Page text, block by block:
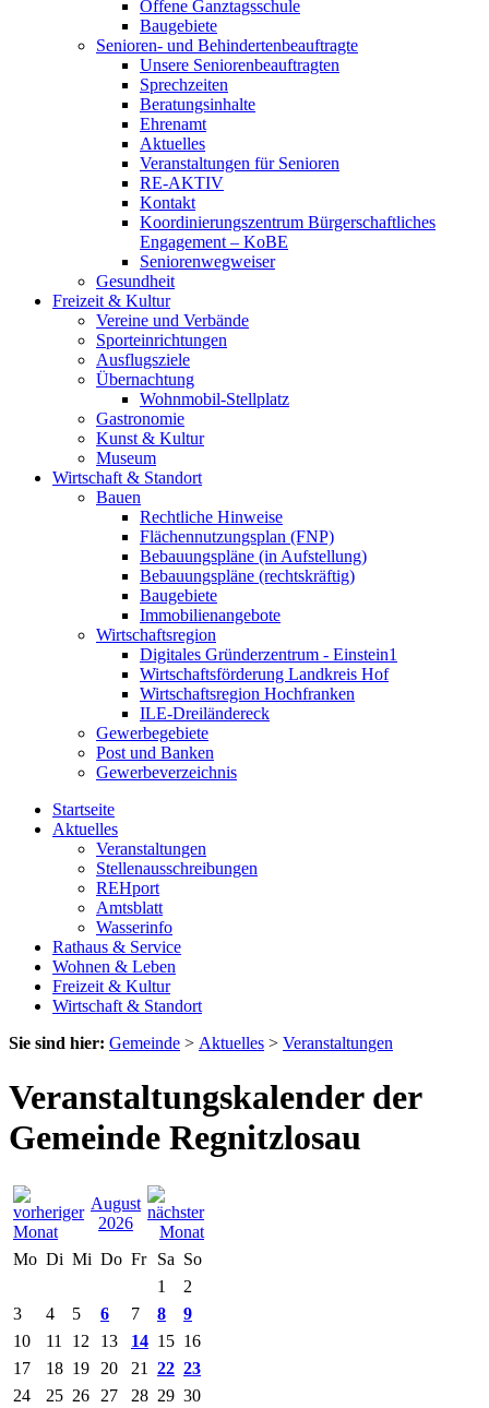
Offene Ganztagsschule
Baugebiete
Senioren- und Behindertenbeauftragte
Unsere Seniorenbeauftragten
Sprechzeiten
Beratungsinhalte
Ehrenamt
Aktuelles
Veranstaltungen für Senioren
RE-AKTIV
Kontakt
Koordinierungszentrum Bürgerschaftliches
Engagement – KoBE
Seniorenwegweiser
Gesundheit
Freizeit & Kultur
Vereine und Verbände
Sporteinrichtungen
Ausflugsziele
Übernachtung
Wohnmobil-Stellplatz
Gastronomie
Kunst & Kultur
Museum
Wirtschaft & Standort
Bauen
Rechtliche Hinweise
Flächennutzungsplan (FNP)
Bebauungspläne (in Aufstellung)
Bebauungspläne (rechtskräftig)
Baugebiete
Immobilienangebote
Wirtschaftsregion
Digitales Gründerzentrum - Einstein1
Wirtschaftsförderung Landkreis Hof
Wirtschaftsregion Hochfranken
ILE-Dreiländereck
Gewerbegebiete
Post und Banken
Gewerbeverzeichnis
Startseite
Aktuelles
Veranstaltungen
Stellenausschreibungen
REHport
Amtsblatt
Wasserinfo
Rathaus & Service
Wohnen & Leben
Freizeit & Kultur
Wirtschaft & Standort
Sie sind hier: Gemeinde > Aktuelles > Veranstaltungen
Veranstaltungskalender der
Gemeinde Regnitzlosau
August
2026
Mo Di Mi Do Fr Sa So
1
2
3
4 5 6 7 8
9
10
11 12 13 14 15 16
17
18 19 20 21 22 23
24
25 26 27 28 29 30